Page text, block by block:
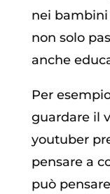
nei bambini
non solo
anche
Per
guardare il
youtuber
pensare a
può